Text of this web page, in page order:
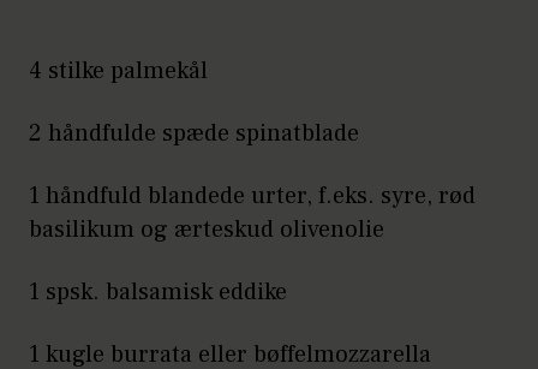
4 stilke palmekål
2 håndfulde spæde spinatblade
1 håndfuld blandede urter, f.eks. syre, rød
basilikum og ærteskud olivenolie
1 spsk. balsamisk eddike
1 kugle burrata eller bøffelmozzarella